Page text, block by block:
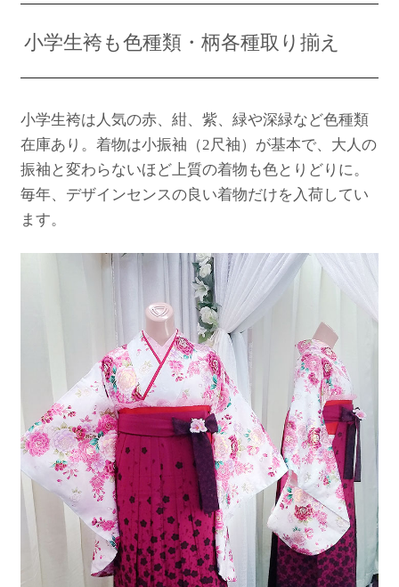
小学生袴も色種類・柄各種取り揃え
小学生袴は人気の赤、紺、紫、緑や深緑など色種類
在庫あり。着物は小振袖（2尺袖）が基本で、大人の
振袖と変わらないほど上質の着物も色とりどりに。
毎年、デザインセンスの良い着物だけを入荷してい
ます。